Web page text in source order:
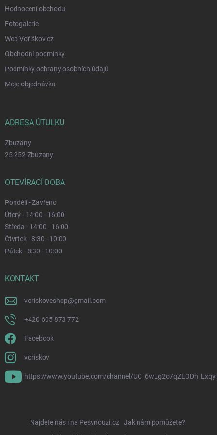
Hodnocení obchodu
Fotogalerie
Web Voříškov.cz
Obchodní podmínky
Podmínky ochrany osobních údajů
Moje objednávka
ADRESA ÚTULKU
Zbuzany
25 252 Zbuzany
OTEVÍRACÍ DOBA
Pondělí - Zavřeno
Úterý - 14:00 - 16:00
Středa - 14:00 - 16:00
Čtvrtek - 8:30 - 10:00
Pátek - 8:30 - 10:00
KONTAKT
voriskoveshop@gmail.com
+420 605 873 772
Facebook
voriskov
https://www.youtube.com/channel/
Najdete nás i na Pesvnouzi.cz
Jak nám pomůžete?